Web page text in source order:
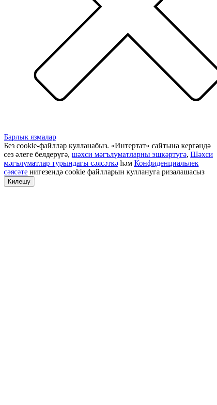
Барлык язмалар
Без cookie-файллар кулланабыз. «Интертат» сайтына кергәндә
сез әлеге белдерүгә, шәхси мәгълүматларны эшкәртүгә, Шәхси
мәгълүматлар турындагы сәясәткә һәм Конфиденциальлек
сәясәте нигезендә cookie файлларын куллануга ризалашасыз
Килешү